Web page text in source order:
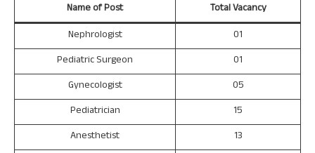
Name of Post
Total Vacancy
Nephrologist
01
Pediatric Surgeon
01
Gynecologist
05
Pediatrician
15
Anesthetist
13